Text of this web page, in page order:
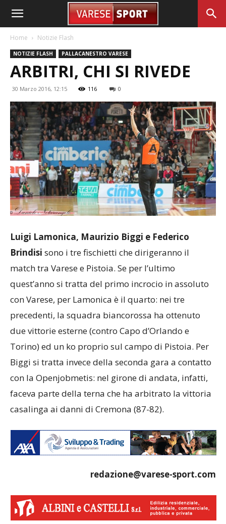
Home Notizie Flash
NOTIZIE FLASH PALLACANESTRO VARESE
ARBITRI, CHI SI RIVEDE
30 Marzo 2016, 12:15 116 0
Luigi Lamonica, Maurizio Biggi e Federico
Brindisi sono i tre fischietti che dirigeranno il
match tra Varese e Pistoia. Se per l’ultimo
quest’anno si tratta del primo incrocio in assoluto
con Varese, per Lamonica è il quarto: nei tre
precedenti, la squadra biancorossa ha ottenuto
due vittorie esterne (contro Capo d’Orlando e
Torino) ed un ko proprio sul campo di Pistoia. Per
Biggi si tratta invece della seconda gara a contatto
con la Openjobmetis: nel girone di andata, infatti,
faceva parte della terna che ha arbitrato la vittoria
casalinga ai danni di Cremona (87-82).
redazione@varese-sport.com